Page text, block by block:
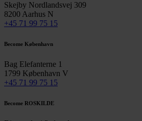
Skejby Nordlandsvej 309
8200 Aarhus N
+45 71 99 75 15
Become København
Bag Elefanterne 1
1799 København V
+45 71 99 75 15
Become ROSKILDE